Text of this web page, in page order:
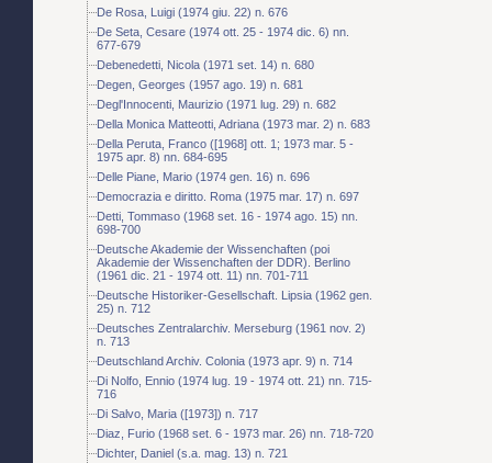
De Rosa, Luigi (1974 giu. 22) n. 676
De Seta, Cesare (1974 ott. 25 - 1974 dic. 6) nn.
677-679
Debenedetti, Nicola (1971 set. 14) n. 680
Degen, Georges (1957 ago. 19) n. 681
Degl'Innocenti, Maurizio (1971 lug. 29) n. 682
Della Monica Matteotti, Adriana (1973 mar. 2) n. 683
Della Peruta, Franco ([1968] ott. 1; 1973 mar. 5 -
1975 apr. 8) nn. 684-695
Delle Piane, Mario (1974 gen. 16) n. 696
Democrazia e diritto. Roma (1975 mar. 17) n. 697
Detti, Tommaso (1968 set. 16 - 1974 ago. 15) nn.
698-700
Deutsche Akademie der Wissenchaften (poi
Akademie der Wissenchaften der DDR). Berlino
(1961 dic. 21 - 1974 ott. 11) nn. 701-711
Deutsche Historiker-Gesellschaft. Lipsia (1962 gen.
25) n. 712
Deutsches Zentralarchiv. Merseburg (1961 nov. 2)
n. 713
Deutschland Archiv. Colonia (1973 apr. 9) n. 714
Di Nolfo, Ennio (1974 lug. 19 - 1974 ott. 21) nn. 715-
716
Di Salvo, Maria ([1973]) n. 717
Diaz, Furio (1968 set. 6 - 1973 mar. 26) nn. 718-720
Dichter, Daniel (s.a. mag. 13) n. 721